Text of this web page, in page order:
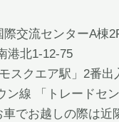
交流センターA
港北1-12-75
スクエア駅」2番
ン線 「トレードセ
でお越しの際は近